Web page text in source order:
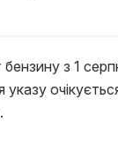
з 1
указу